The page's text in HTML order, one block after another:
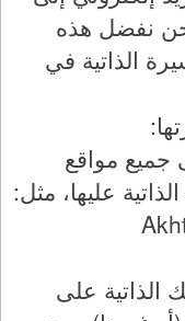
نفضل هذه
الذاتية في
مواقع
عليها، مثل:
على